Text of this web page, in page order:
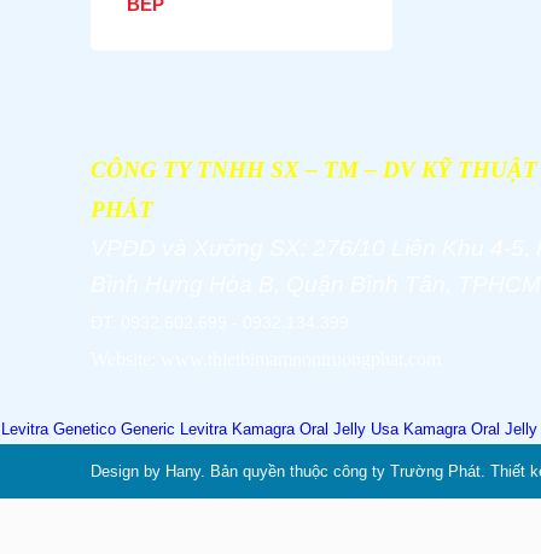
BẾP
CÔNG TY TNHH SX – TM – DV KỸ
PHÁT
Design by Hany. Bản quyền thuộc công ty Trường Phát. Thiết
Levitra Genetico Generic Levitra Kamagra Oral Jelly Usa Kamagra Oral